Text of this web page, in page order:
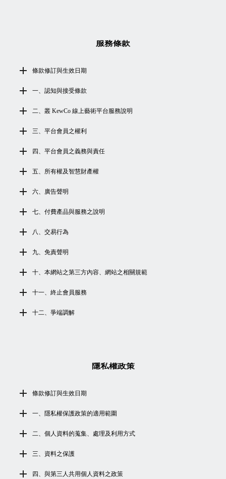
服務條款
條款修訂與生效日期
一、認知與接受條款
二、叢 KewCo 線上藝術平台服務說明
三、平台會員之權利
四、平台會員之義務與責任
五、所有權及智慧財產權
六、廣告聲明
七、付費產品與服務之說明
八、交易行為
九、免責聲明
十、本網站之第三方內容、網站之相關規範
十一、終止會員服務
十二、爭端調解
隱私權政策
條款修訂與生效日期
一、隱私權保護政策的適用範圍
二、個人資料的蒐集、處理及利用方式
三、資料之保護
四、與第三人共用個人資料之政策